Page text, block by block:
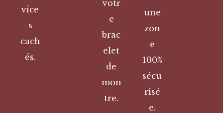
vice
s
cach
és.
votr
e
brac
elet
de
mon
tre.
une
zon
e
100%
sécu
risé
e.